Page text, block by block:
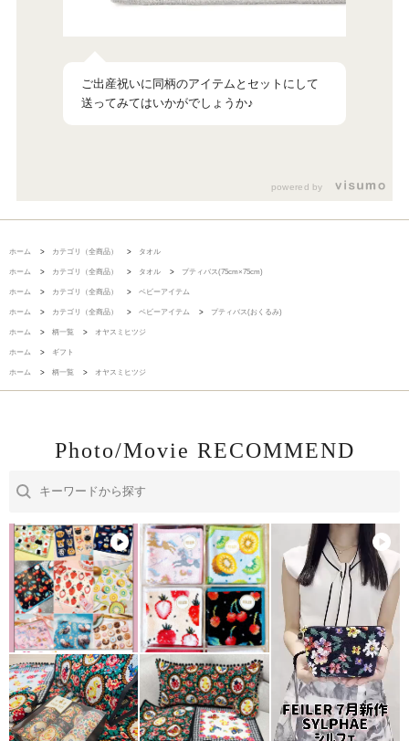
ご出産祝いに同柄のアイテムとセットにして
送ってみてはいかがでしょうか♪
powered by
ホーム > カテゴリ（全商品） > タオル
ホーム > カテゴリ（全商品） > タオル > プティバス(75cm×75cm)
ホーム > カテゴリ（全商品） > ベビーアイテム
ホーム > カテゴリ（全商品） > ベビーアイテム > プティバス(おくるみ)
ホーム > 柄一覧 > オヤスミヒツジ
ホーム > ギフト
ホーム > 柄一覧 > オヤスミヒツジ
Photo/Movie RECOMMEND